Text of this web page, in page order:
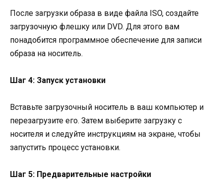
После загрузки образа в виде файла ISO, создайте
загрузочную флешку или DVD. Для этого вам
понадобится программное обеспечение для записи
образа на носитель.
Шаг 4: Запуск установки
Вставьте загрузочный носитель в ваш компьютер и
перезагрузите его. Затем выберите загрузку с
носителя и следуйте инструкциям на экране, чтобы
запустить процесс установки.
Шаг 5: Предварительные настройки